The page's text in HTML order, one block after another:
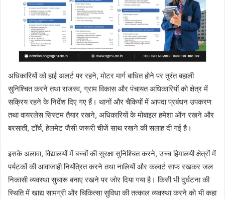
अधिकारियों को हाई अलर्ट पर रहने, मोटर मार्ग बाधित होने पर तुरंत बहाली
सुनिश्चित करने तथा राजस्व, ग्राम विकास और पंचायत अधिकारियों को क्षेत्र में
सक्रिय रहने के निर्देश दिए गए हैं। थानों और चैकियों में आपदा प्रबंधन उपकरण
तथा वायरलेस सिस्टम तैयार रखने, अधिकारियों के मोबाइल हमेशा ऑन रखने और
बरसाती, टॉर्च, हेलमेट जैसी जरूरी चीजें साथ रखने की सलाह दी गई है।
इसके अलावा, विद्यालयों में बच्चों की सुरक्षा सुनिश्चित करने, उच्च हिमालयी क्षेत्रों में
पर्यटकों की आवाजाही नियंत्रित करने तथा नालियों और कल्वर्ट साफ रखकर जल
निकासी व्यवस्था सुचारू बनाए रखने पर जोर दिया गया है। किसी भी दुर्घटना की
स्थिति में खाद्य सामग्री और चिकित्सा सुविधा की तत्काल व्यवस्था करने को भी कहा